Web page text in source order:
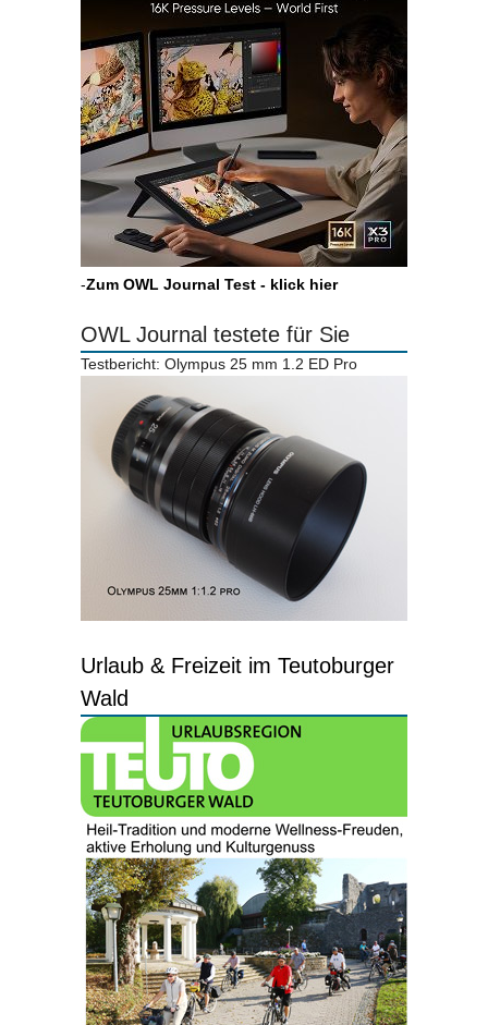
-Zum OWL Journal Test - klick hier
OWL Journal testete für Sie
Testbericht: Olympus 25 mm 1.2 ED Pro
Urlaub & Freizeit im Teutoburger
Wald